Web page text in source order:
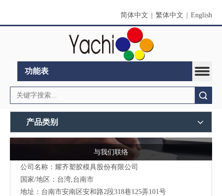
简体中文 繁体中文 English
功能表
产品类别
与我们联络
公司名称：耀齐塑胶模具股份有限公司
国家/地区：台湾,台南市
地址：台南市安南区安和路2段318巷125弄101号